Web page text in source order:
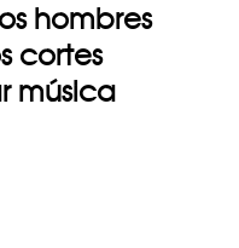
hombres
cortes
música